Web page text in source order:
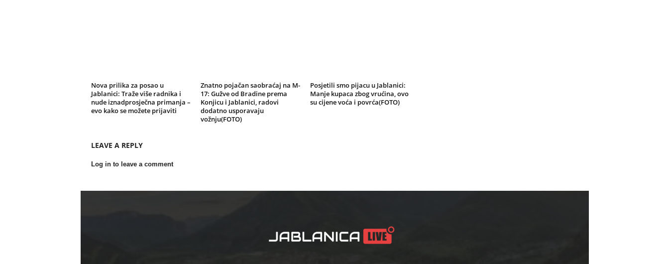
Nova prilika za posao u
Jablanici: Traže više radnika i
nude iznadprosječna primanja –
evo kako se možete prijaviti
Znatno pojačan saobraćaj na M-
17: Gužve od Bradine prema
Konjicu i Jablanici, radovi
dodatno usporavaju
vožnju(FOTO)
Posjetili smo pijacu u Jablanici:
Manje kupaca zbog vrućina, ovo
su cijene voća i povrća(FOTO)
LEAVE A REPLY
Log in to leave a comment